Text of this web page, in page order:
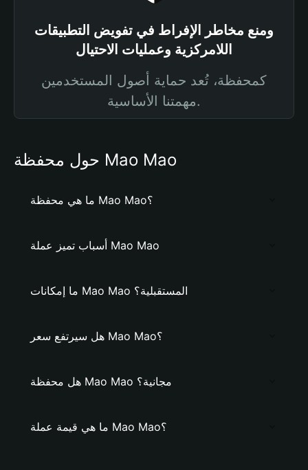
ومنع مخاطر الإفراط في تفويض التطبيقات
اللامركزية وعمليات الاحتيال
كمحفظة، تُعد حماية أصول المستخدمين
مهمتنا الأساسية.
حول محفظة Mao Mao
ما هي محفظة Mao Mao؟
أسباب تميز عملة Mao Mao
ما إمكانات Mao Mao المستقبلية؟
هل سيرتفع سعر Mao Mao؟
هل محفظة Mao Mao مجانية؟
ما هي قيمة عملة Mao Mao؟